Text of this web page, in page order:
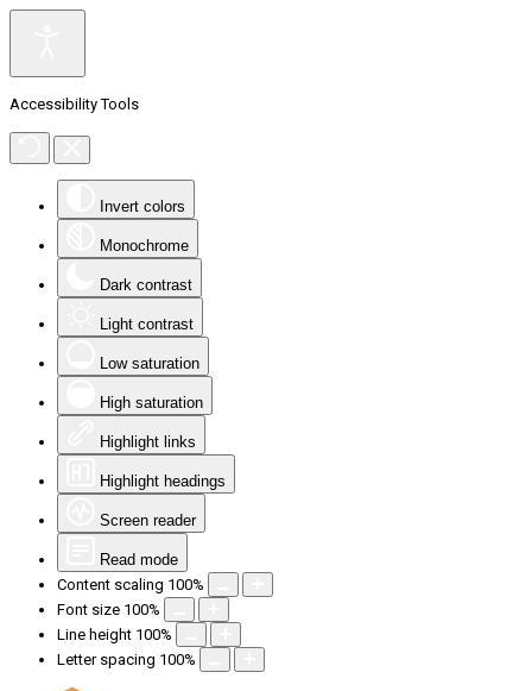
Accessibility Tools
Invert colors
Monochrome
Dark contrast
Light contrast
Low saturation
High saturation
Highlight links
Highlight headings
Screen reader
Read mode
Content scaling 100%
Font size 100%
Line height 100%
Letter spacing 100%